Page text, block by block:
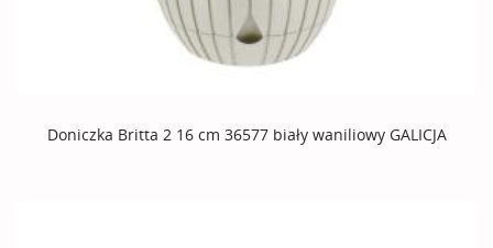
Doniczka Britta 2 16 cm 36577 biały waniliowy GALICJA